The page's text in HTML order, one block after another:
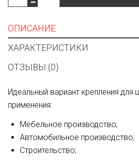
ОПИСАНИЕ
ХАРАКТЕРИСТИКИ
ОТЗЫВЫ (0)
Идеальный вариант крепления для
применения:
Мебельное производство;
Автомобильное производство;
Строительство;